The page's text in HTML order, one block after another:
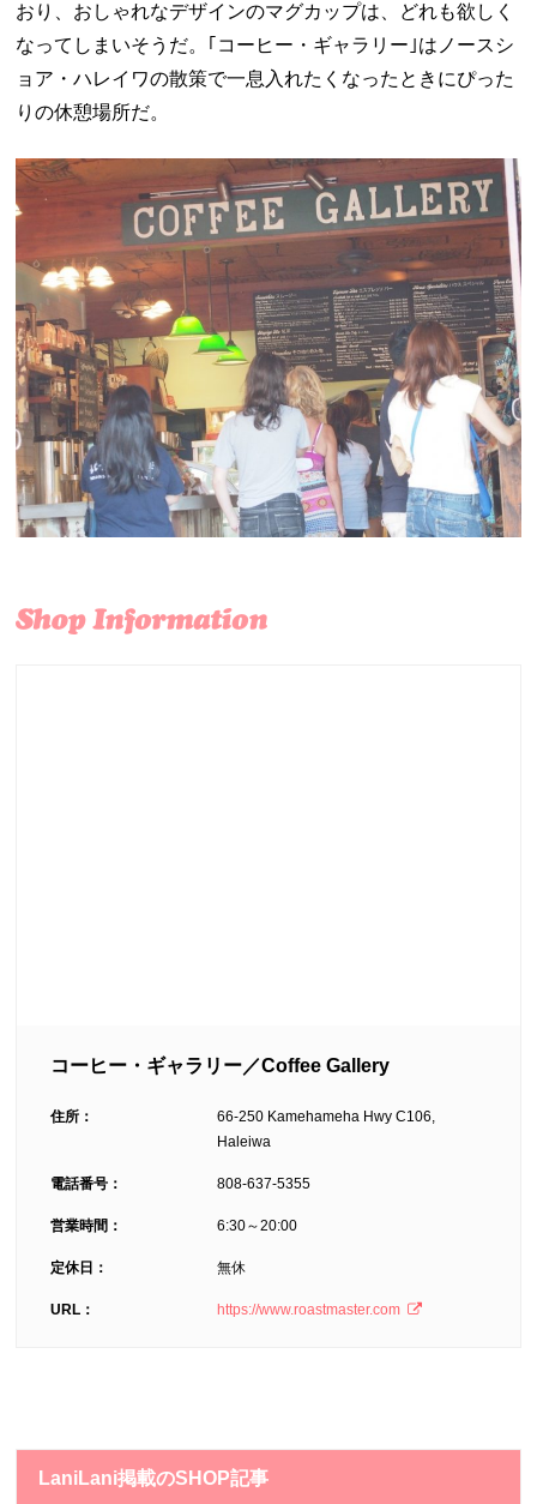
おり、おしゃれなデザインのマグカップは、どれも欲しく
なってしまいそうだ。｢コーヒー・ギャラリー｣はノースシ
ョア・ハレイワの散策で一息入れたくなったときにぴった
りの休憩場所だ。
コーヒー・ギャラリー／Coffee Gallery
住所：
66-250 Kamehameha Hwy C106,
Haleiwa
電話番号： 808-637-5355
営業時間： 6:30～20:00
定休日： 無休
URL： https://www.roastmaster.com
LaniLani掲載のSHOP記事